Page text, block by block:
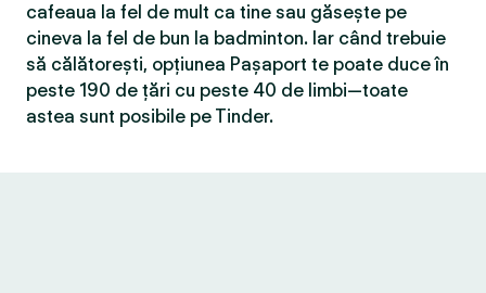
cafeaua la fel de mult ca tine sau găsește pe
cineva la fel de bun la badminton. Iar când trebuie
să călătorești, opțiunea Pașaport te poate duce în
peste 190 de țări cu peste 40 de limbi—toate
astea sunt posibile pe Tinder.